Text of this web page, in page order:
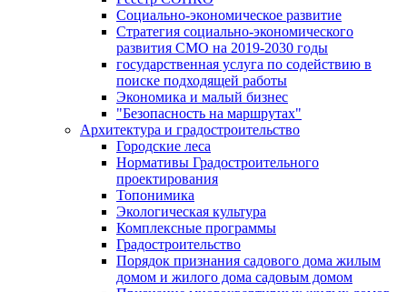
Социально-экономическое развитие
Стратегия социально-экономического
развития СМО на 2019-2030 годы
государственная услуга по содействию в
поиске подходящей работы
Экономика и малый бизнес
"Безопасность на маршрутах"
Архитектура и градостроительство
Городские леса
Нормативы Градостроительного
проектирования
Топонимика
Экологическая культура
Комплексные программы
Градостроительство
Порядок признания садового дома жилым
домом и жилого дома садовым домом